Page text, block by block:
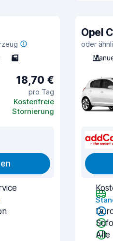
5
18,70 €
pro Tag
Kostenfreie
Stornierung
Opel
oder
Alle